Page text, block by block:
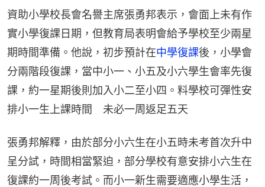
資助小學校長會名譽主席張勇邦表示，會面上未有作
實小學復課日期，但教育局表明會給予學校至少兩星
期時間準備。他說，初步預計在中學復課後，小學會
分兩階段復課，當中小一、小五及小六學生會率先復
課，約一星期後則加入小二至小四。料學校可彈性安
排小一生上課時間　未必一周返足五天
張勇邦解釋，由於部分小六生在小五時未考首次升中
呈分試，時間相當緊迫，部分學校有意安排小六生在
復課約一周後考試。而小一新生需要適應小學生活，